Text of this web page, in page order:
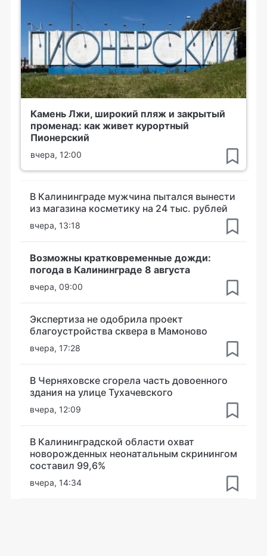
Камень Лжи, широкий пляж и закрытый
променад: как живет курортный
Пионерский
вчера, 12:00
В Калининграде мужчина пытался вынести
из магазина косметику на 24 тыс. рублей
вчера, 13:18
Возможны кратковременные дожди:
погода в Калининграде 8 августа
вчера, 09:00
Экспертиза не одобрила проект
благоустройства сквера в Мамоново
вчера, 17:28
В Черняховске сгорела часть довоенного
здания на улице Тухачевского
вчера, 12:09
В Калининградской области охват
новорожденных неонатальным скринингом
составил 99,6%
вчера, 14:34